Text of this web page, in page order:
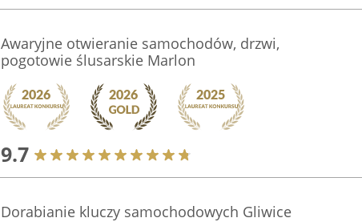
Awaryjne otwieranie samochodów, drzwi,
pogotowie ślusarskie Marlon
9.7
Dorabianie kluczy samochodowych Gliwice